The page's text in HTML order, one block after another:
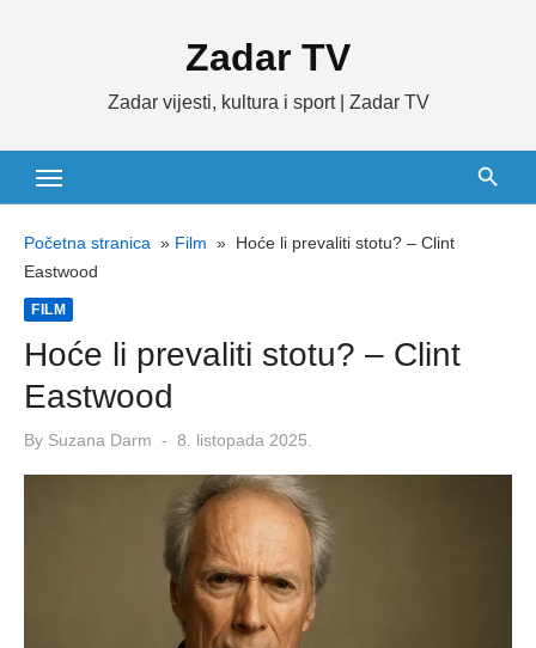
Zadar TV
Zadar vijesti, kultura i sport | Zadar TV
Početna stranica » Film » Hoće li prevaliti stotu? – Clint
Eastwood
FILM
Hoće li prevaliti stotu? – Clint
Eastwood
By Suzana Darm
Posted
8. listopada 2025.